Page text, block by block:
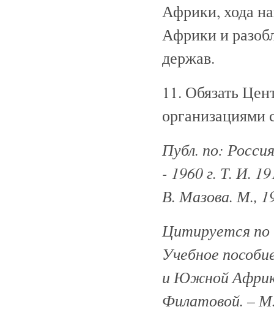
Африки, хода
Африки и
держав.
11. Обязать
Публ. по:
- 1960 г. Т. И.
В. Мазова. М.,
Цитируется по
Учебное
и Южной
Филатовой. –